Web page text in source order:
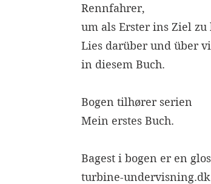
Rennfahrer,
um als Erster ins Ziel zu
Lies darüber und über
in diesem Buch.
Bogen tilhører serien
Mein erstes Buch.
Bagest i bogen er en
turbine-